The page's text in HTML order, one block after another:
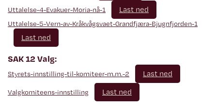
Uttalelse-4-Evakuer-Moria-nå-1 Last ned
Uttalelse-5-Vern-av-Kråkvågsvaet-Grandfjæra-Bjugnfjorden-1
Last ned
SAK 12 Valg:
Styrets-innstilling-til-komiteer-m.m.-2 Last ned
Valgkomiteens-innstilling Last ned